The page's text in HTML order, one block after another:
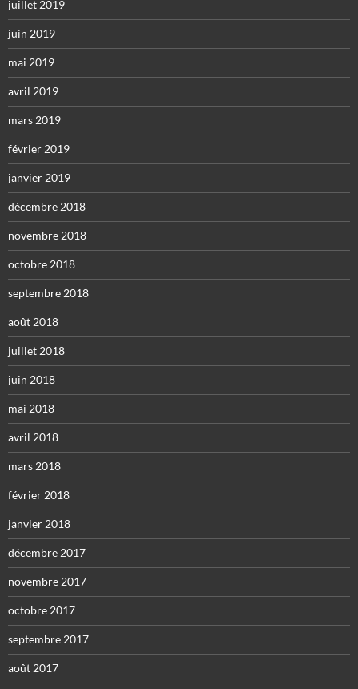
juillet 2019
juin 2019
mai 2019
avril 2019
mars 2019
février 2019
janvier 2019
décembre 2018
novembre 2018
octobre 2018
septembre 2018
août 2018
juillet 2018
juin 2018
mai 2018
avril 2018
mars 2018
février 2018
janvier 2018
décembre 2017
novembre 2017
octobre 2017
septembre 2017
août 2017